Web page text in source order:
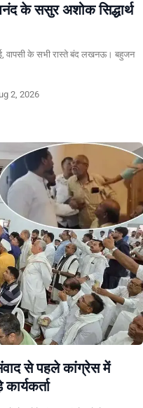
के ससुर अशोक सिद्धार्थ
वापसी के सभी रास्ते बंद लखनऊ। बहुजन
2, 2026
से पहले कांग्रेस में